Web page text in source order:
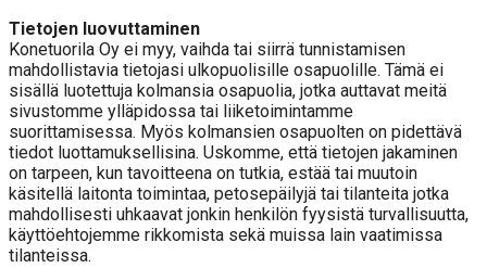
Tietojen luovuttaminen
Konetuorila Oy ei myy, vaihda tai siirrä tunnistamisen
mahdollistavia tietojasi ulkopuolisille osapuolille. Tämä ei
sisällä luotettuja kolmansia osapuolia, jotka auttavat meitä
sivustomme ylläpidossa tai liiketoimintamme
suorittamisessa. Myös kolmansien osapuolten on pidettävä
tiedot luottamuksellisina. Uskomme, että tietojen jakaminen
on tarpeen, kun tavoitteena on tutkia, estää tai muutoin
käsitellä laitonta toimintaa, petosepäilyjä tai tilanteita jotka
mahdollisesti uhkaavat jonkin henkilön fyysistä turvallisuutta,
käyttöehtojemme rikkomista sekä muissa lain vaatimissa
tilanteissa.